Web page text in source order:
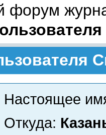
Настоящее
Откуда: